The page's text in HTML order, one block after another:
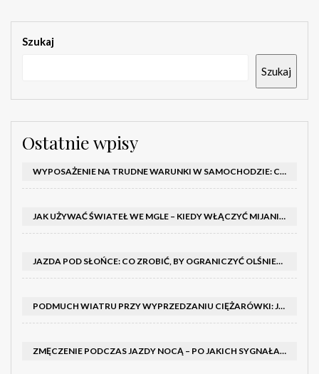
Szukaj
Szukaj
Ostatnie wpisy
WYPOSAŻENIE NA TRUDNE WARUNKI W SAMOCHODZIE: CO MIEĆ ZIMĄ, W TRASIE I NA WYPADEK AWARII
JAK UŻYWAĆ ŚWIATEŁ WE MGLE – KIEDY WŁĄCZYĆ MIJANIA I PRZECIWMGIELNE ORAZ CZEGO NIE ROBIĆ
JAZDA POD SŁOŃCE: CO ZROBIĆ, BY OGRANICZYĆ OLŚNIENIE I POPRAWIĆ WIDOCZNOŚĆ
PODMUCH WIATRU PRZY WYPRZEDZANIU CIĘŻARÓWKI: JAK UTRZYMAĆ TOR JAZDY I OPANOWAĆ AUTO
ZMĘCZENIE PODCZAS JAZDY NOCĄ – PO JAKICH SYGNAŁACH ROZPOZNAĆ SENNOŚĆ ZA KIEROWNICĄ I KIEDY ZROBIĆ PRZERWĘ